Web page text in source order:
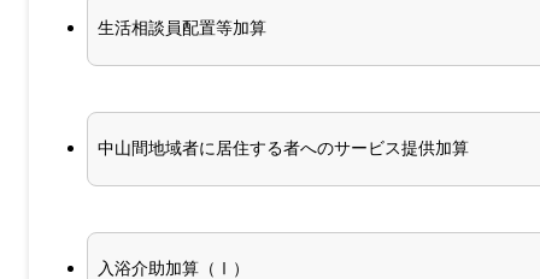
生活相談員配置等加算
中山間地域者に居住する者へのサービス提供加算
入浴介助加算（Ⅰ）